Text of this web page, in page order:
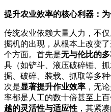
提升农业效率的核心利器：
传统农业依赖大量人力，不
掘机的出现，从根本上改变
个方面。首先是无与伦比的
具（如铲斗、液压破碎锤、
掘、破碎、装载、抓取等多
次是显著提升作业效率 ，无
率都是人工的数十倍甚至上
越的灵活性与适应性 ，其紧